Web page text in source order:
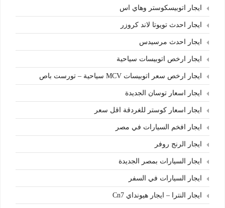
ايجار اتوبيسكوستر وهاي اس
ايجار احدث تويوتا لاند كروزر
ايجار احدث مرسيدس
ايجار ارخص اتوبيسات سياحية
ايجار ارخص سعر اتوبيسات MCV سياحية – تورست باص
ايجار اسعار توسان الجديدة
ايجار اسعار كوستر للغردقة اقل سعر
ايجار افخم السيارات في مصر
ايجار الرنج روفر
ايجار السيارات بمصر الجديدة
ايجار السيارات في السفر
ايجار النترا – ايجار هيونداي Cn7